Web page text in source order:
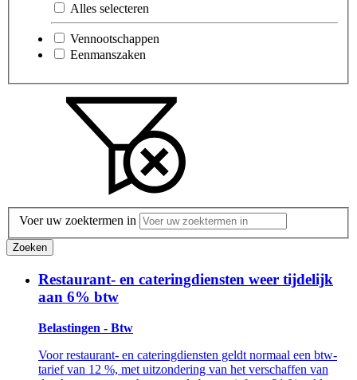
Alles selecteren
Vennootschappen
Eenmanszaken
Voer uw zoektermen in
Zoeken
Restaurant- en cateringdiensten weer tijdelijk
aan 6% btw
Belastingen - Btw
Voor restaurant- en cateringdiensten geldt normaal een btw-
tarief van 12 %, met uitzondering van het verschaffen van